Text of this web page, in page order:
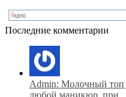
Последние комментарии
Admin: Молочный топ
любой маникюр, при...